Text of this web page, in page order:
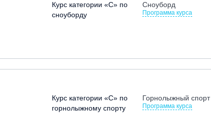
Курс категории «С» по
сноуборду
Сноуборд
Программа курса
Курс категории «С» по
горнолыжному спорту
Горнолыжный спорт
Программа курса